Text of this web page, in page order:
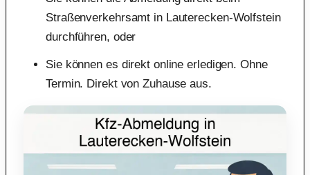
Straßenverkehrsamt in Lauterecken-Wolfstein
durchführen, oder
Sie können es direkt online erledigen. Ohne
Termin. Direkt von Zuhause aus.